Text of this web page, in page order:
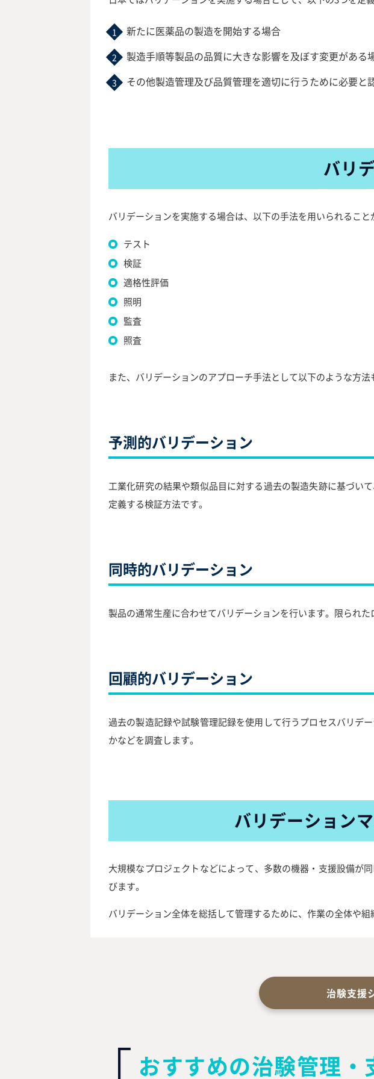
新たに医薬品の製造を開始する場合
製造手順等製品の品質に大きな影響を及ぼす変更がある
その他製造管理及び品質管理を適切に行うために必要と
バリ
バリデーションを実施する場合は、以下の手法を用いられること
テスト
検証
適格性評価
照明
監査
照査
また、バリデーションのアプローチ手法として以下のような方法
予測的バリデーション
工業化研究の結果や類似品目に対する過去の製造失跡に基づい
定義する検証方法です。
同時的バリデーション
製品の通常生産に合わせてバリデーションを行います。限られ
回顧的バリデーション
過去の製造記録や試験管理記録を使用して行うプロセスバリデ
かなどを調査します。
バリデーション
大規模なプロジェクトなどによって、多数の機器・支援設備が
びます。
バリデーション全体を総括して管理するために、作業の全体や
治験支援
おすすめの治験管理